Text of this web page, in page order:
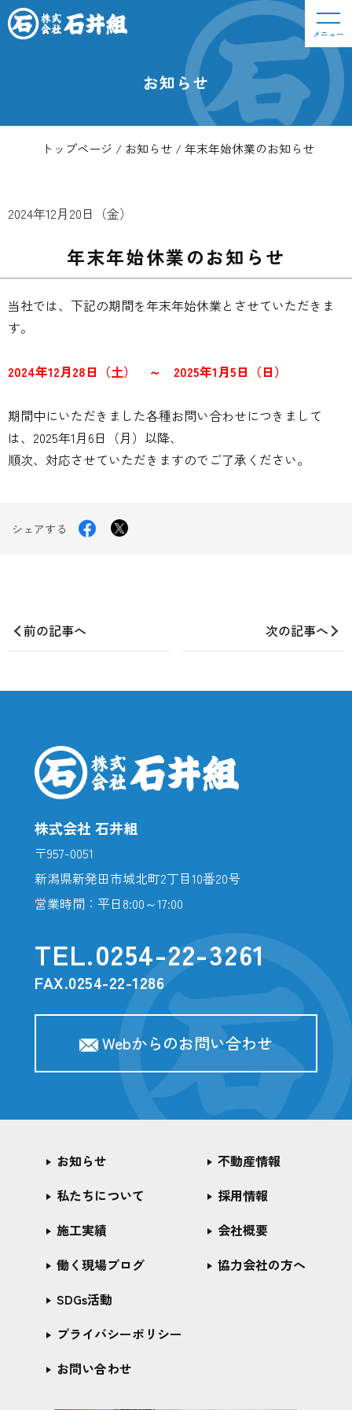
メニュー
お知らせ
トップページ お知らせ 年末年始休業のお知らせ
2024年12月20日（金）
年末年始休業のお知らせ
当社では、下記の期間を年末年始休業とさせていただきま
す。
2024年12月28日（土） ～ 2025年1月5日（日）
期間中にいただきました各種お問い合わせにつきまして
は、2025年1月6日（月）以降、
順次、対応させていただきますのでご了承ください。
シェアする
Facebook
で
X
前の記事へ 次の記事へ
株式会社 石井組
〒957-0051
新潟県新発田市城北町2丁目10番20号
営業時間：平日8:00～17:00
TEL.0254-22-3261
FAX.0254-22-1286
Webからのお問い合わせ
お知らせ
私たちについて
施工実績
働く現場ブログ
不動産情報
採用情報
会社概要
協力会社の方へ
SDGs活動
プライバシーポリシー
お問い合わせ